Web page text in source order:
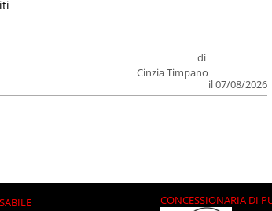
di
Cinzia Timpano
il 07/08/2026
CONCESSIONARIA DI